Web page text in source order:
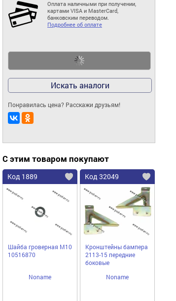
Оплата наличными при получении,
картами VISA и MasterCard,
банковским переводом.
Подробнее об оплате
Искать аналоги
Понравилась цена? Расскажи друзьям!
С этим товаром покупают
Код 1889
Шайба гроверная М10
10516870
Noname
Код 32049
Кронштейны бампера
2113-15 передние
боковые
Noname